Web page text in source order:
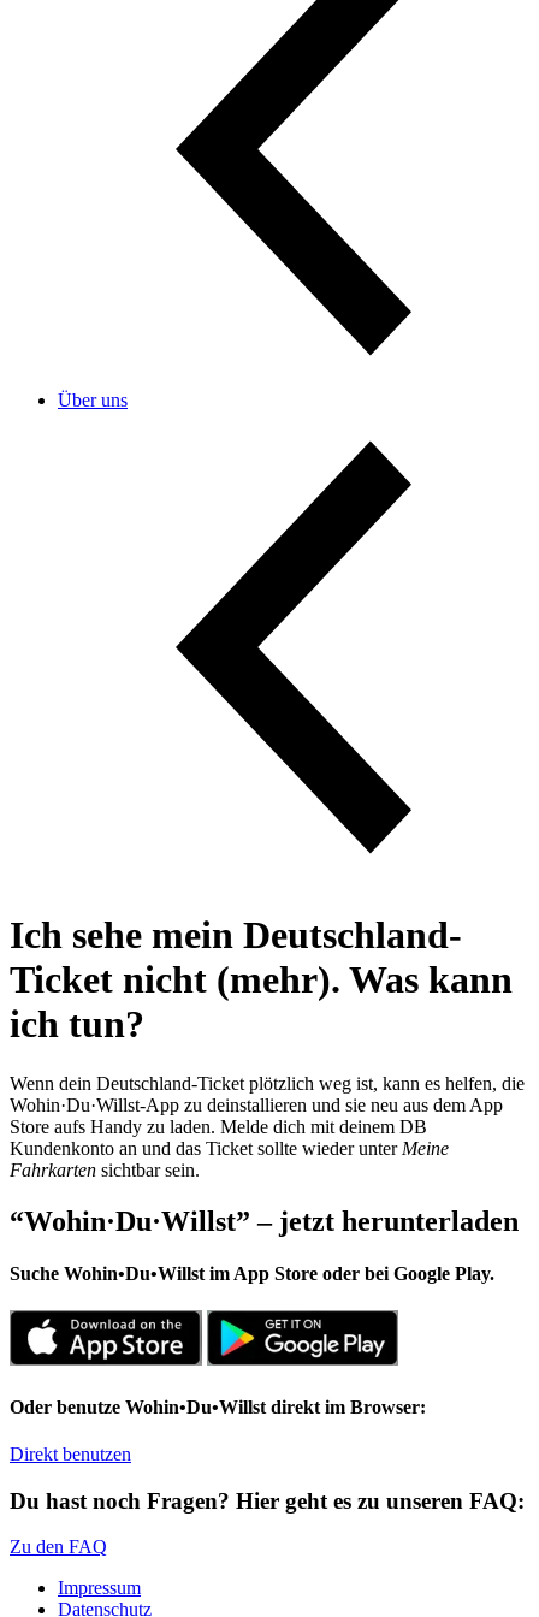
Über uns
Ich sehe mein Deutschland-
Ticket nicht (mehr). Was kann
ich tun?
Wenn dein Deutschland-Ticket plötzlich weg ist, kann es helfen, die
Wohin·Du·Willst-App zu deinstallieren und sie neu aus dem App
Store aufs Handy zu laden. Melde dich mit deinem DB
Kundenkonto an und das Ticket sollte wieder unter Meine
Fahrkarten sichtbar sein.
“Wohin·Du·Willst” – jetzt herunterladen
Suche Wohin•Du•Willst im App Store oder bei Google Play.
Oder benutze Wohin•Du•Willst direkt im Browser:
Direkt benutzen
Du hast noch Fragen? Hier geht es zu unseren FAQ:
Zu den FAQ
Impressum
Datenschutz